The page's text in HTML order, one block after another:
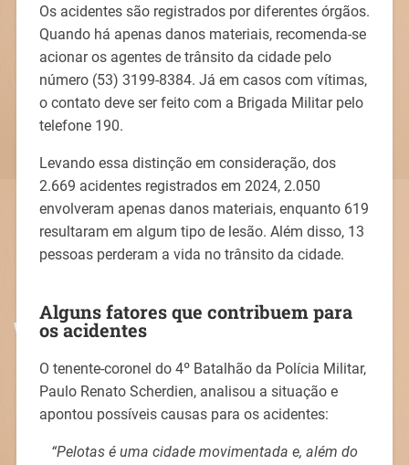
Os acidentes são registrados por diferentes órgãos.
Quando há apenas danos materiais, recomenda-se
acionar os agentes de trânsito da cidade pelo
número (53) 3199-8384. Já em casos com vítimas,
o contato deve ser feito com a Brigada Militar pelo
telefone 190.
Levando essa distinção em consideração, dos
2.669 acidentes registrados em 2024, 2.050
envolveram apenas danos materiais, enquanto 619
resultaram em algum tipo de lesão. Além disso, 13
pessoas perderam a vida no trânsito da cidade.
Alguns fatores que contribuem para
os acidentes
O tenente-coronel do 4º Batalhão da Polícia Militar,
Paulo Renato Scherdien, analisou a situação e
apontou possíveis causas para os acidentes:
“Pelotas é uma cidade movimentada e, além do